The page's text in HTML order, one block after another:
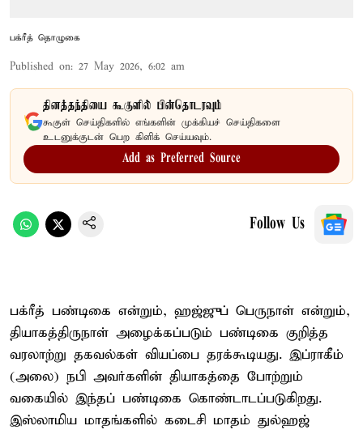
பக்ரீத் தொழுகை
Published on: 27 May 2026, 6:02 am
தினத்தந்தியை கூகுளில் பின்தொடரவும்
கூகுள் செய்திகளில் எங்களின் முக்கியச் செய்திகளை
உடனுக்குடன் பெற கிளிக் செய்யவும்.
Add as Preferred Source
Follow Us
பக்ரீத் பண்டிகை என்றும், ஹஜ்ஜுப் பெருநாள் என்றும்,
தியாகத்திருநாள் அழைக்கப்படும் பண்டிகை குறித்த
வரலாற்று தகவல்கள் வியப்பை தரக்கூடியது. இப்ராகீம்
(அலை) நபி அவர்களின் தியாகத்தை போற்றும்
வகையில் இந்தப் பண்டிகை கொண்டாடப்படுகிறது.
இஸ்லாமிய மாதங்களில் கடைசி மாதம் துல்ஹஜ்